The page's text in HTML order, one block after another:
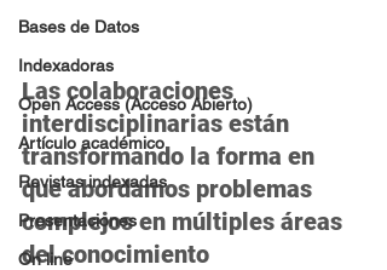
Bases de Datos
Indexadoras
Open Access (Acceso Abierto)
Artículo académico
Revistas indexadas
Presentaciones
On line
Las colaboraciones
interdisciplinarias están
transformando la forma en
que abordamos problemas
complejos en múltiples áreas
del conocimiento